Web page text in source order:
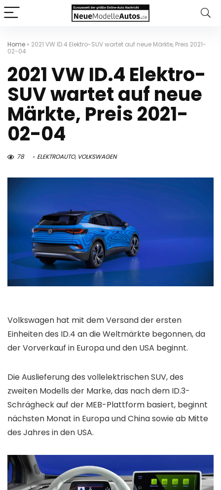
Home » 2021 VW ID.4 Elektro-SUV wartet auf neue Märkte, Preis 2021-
02-04
2021 VW ID.4 Elektro-
SUV wartet auf neue
Märkte, Preis 2021-
02-04
78 ELEKTROAUTO, VOLKSWAGEN
Volkswagen hat mit dem Versand der ersten
Einheiten des ID.4 an die Weltmärkte begonnen, da
der Vorverkauf in Europa und den USA beginnt.
Die Auslieferung des vollelektrischen SUV, des
zweiten Modells der Marke, das nach dem ID.3-
Schrägheck auf der MEB-Plattform basiert, beginnt
nächsten Monat in Europa und China sowie ab Mitte
des Jahres in den USA.